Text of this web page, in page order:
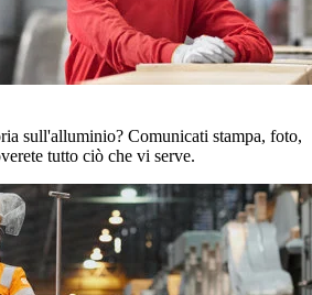
sull'alluminio? Comunicati stampa, foto,
tutto ciò che vi serve.